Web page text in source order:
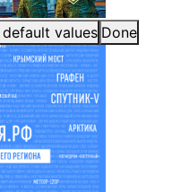
values Done